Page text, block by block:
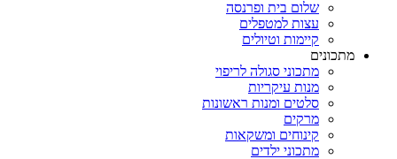
שלום בית ופרנסה
עצות למטפלים
קיימות וטיולים
מתכונים
מתכוני סגולה לריפוי
מנות עיקריות
סלטים ומנות ראשונות
מרקים
קינוחים ומשקאות
מתכוני ילדים